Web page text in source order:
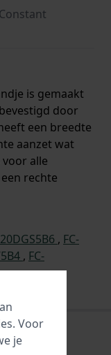
is gemaakt
door
een breedte
aanzet wat
alle
rechte
, FC-
, FC-
. Voor
je